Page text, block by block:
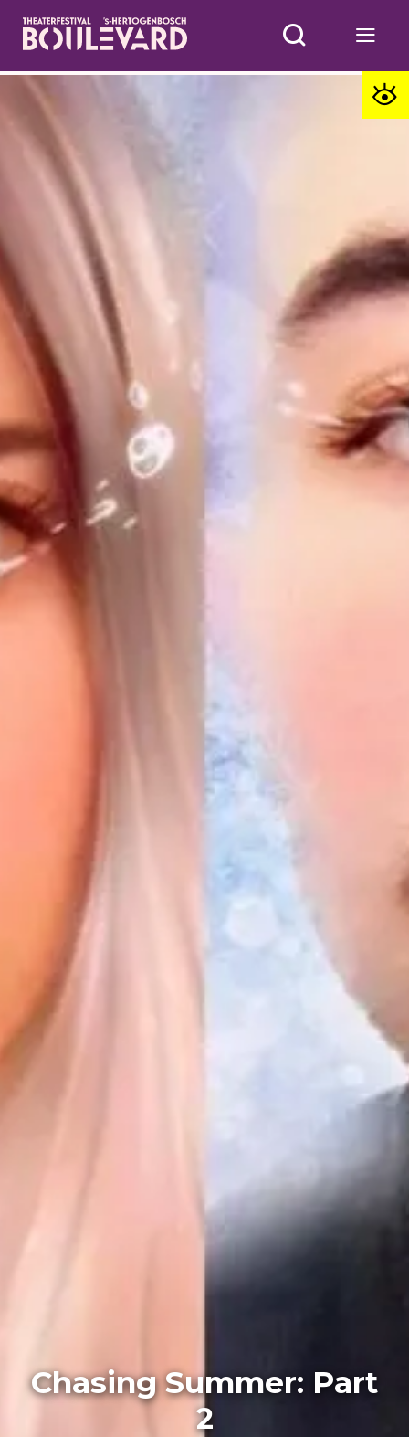
Chasing Summer: Part
2